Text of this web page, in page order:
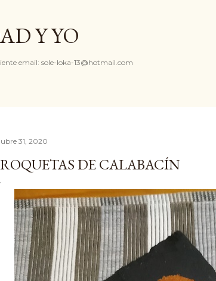
Y YO
email: sole-loka-13@hotmail.com
31, 2020
DE CALABACÍN